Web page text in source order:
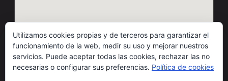
Utilizamos cookies propias y de terceros para garantizar el
funcionamiento de la web, medir su uso y mejorar nuestros
servicios. Puede aceptar todas las cookies, rechazar las no
necesarias o configurar sus preferencias. Política de cookies